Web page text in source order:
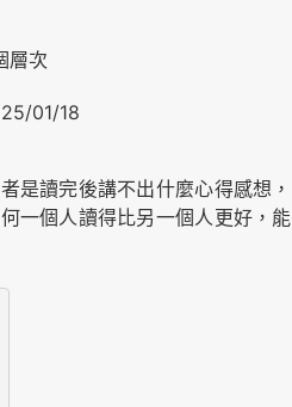
層次
01/18
是讀完後講不出什麼心得感想，
一個人讀得比另一個人更好，能